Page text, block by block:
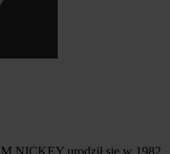
NICKEY urodził się w 1982